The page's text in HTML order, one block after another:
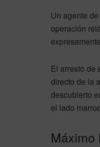
Un agente
operación
El arresto de
directo de la
descubierto
el lado
Máximo